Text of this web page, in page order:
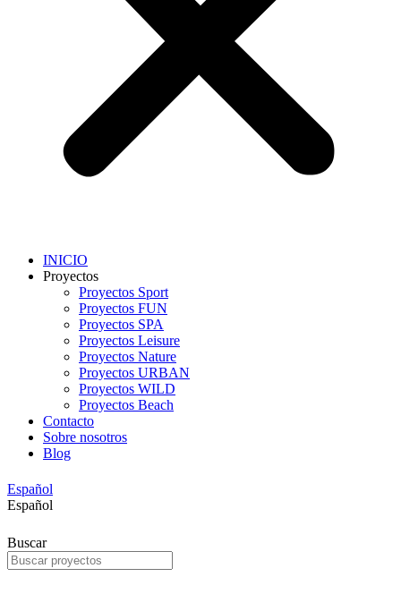
INICIO
Proyectos
Proyectos Sport
Proyectos FUN
Proyectos SPA
Proyectos Leisure
Proyectos Nature
Proyectos URBAN
Proyectos WILD
Proyectos Beach
Contacto
Sobre nosotros
Blog
Español
Español
Buscar